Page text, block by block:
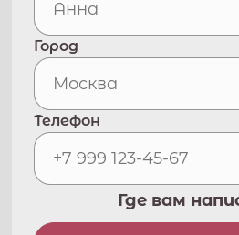
Город
Телефон
Где вам